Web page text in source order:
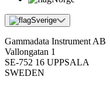
Sverige
Gammadata Instrument AB
Vallongatan 1
SE-752 16 UPPSALA
SWEDEN